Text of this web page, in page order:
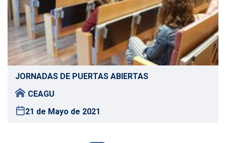
JORNADAS DE PUERTAS ABIERTAS
CEAGU
21 de Mayo de 2021